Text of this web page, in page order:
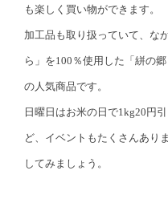
も楽しく買い物ができます。
加工品も取り扱っていて、な
ら」を100％使用した「絣の
の人気商品です。
日曜日はお米の日で1kg20円
ど、イベントもたくさんあり
してみましょう。